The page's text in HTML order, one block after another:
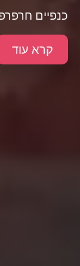
כנפיים
קרא עוד